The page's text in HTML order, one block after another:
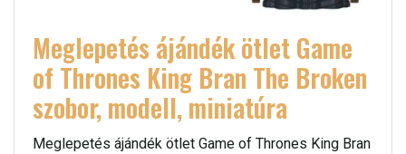
Meglepetés ájándék ötlet Game
of Thrones King Bran The Broken
szobor, modell, miniatúra
Meglepetés ájándék ötlet Game of Thrones King Bran